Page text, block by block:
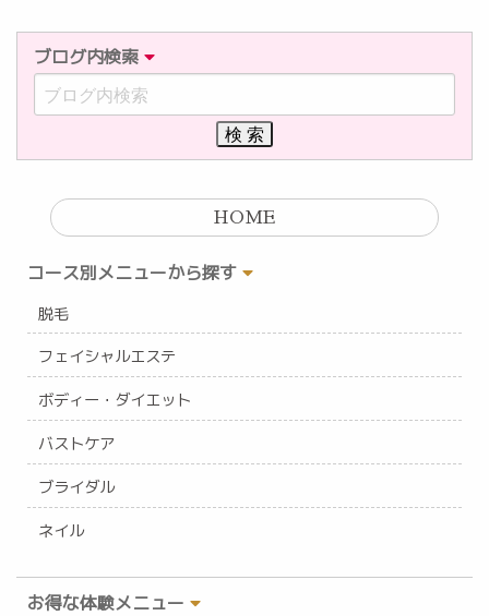
ブログ内検索
HOME
コース別メニューから探す
脱毛
フェイシャルエステ
ボディー・ダイエット
バストケア
ブライダル
ネイル
お得な体験メニュー